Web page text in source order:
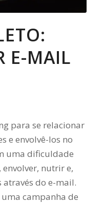
E-MAIL
para se relacionar
e envolvê-los no
uma dificuldade
nutrir e,
do e-mail.
campanha de